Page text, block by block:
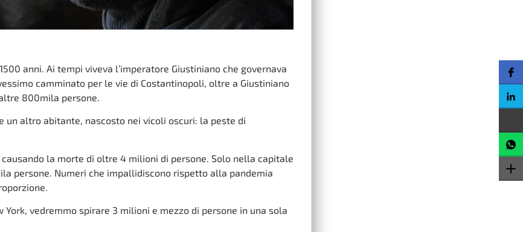
anni. Ai tempi viveva l’imperatore Giustiniano che governava
camminato per le vie di Costantinopoli, oltre a Giustiniano
800mila persone.
un altro abitante, nascosto nei vicoli oscuri: la peste di
la morte di oltre 4 milioni di persone. Solo nella capitale
persone. Numeri che impallidiscono rispetto alla pandemia
vedremmo spirare 3 milioni e mezzo di persone in una sola